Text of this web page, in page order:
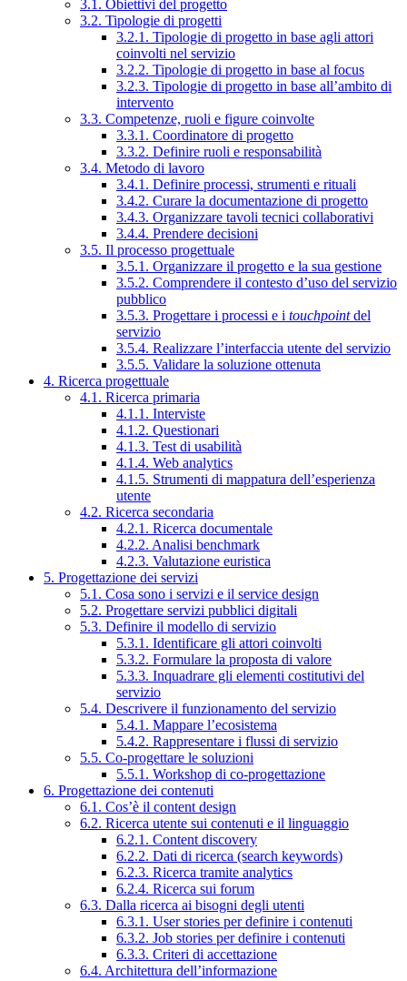
3.1. Obiettivi del progetto
3.2. Tipologie di progetti
3.2.1. Tipologie di progetto in base agli attori
coinvolti nel servizio
3.2.2. Tipologie di progetto in base al focus
3.2.3. Tipologie di progetto in base all’ambito di
intervento
3.3. Competenze, ruoli e figure coinvolte
3.3.1. Coordinatore di progetto
3.3.2. Definire ruoli e responsabilità
3.4. Metodo di lavoro
3.4.1. Definire processi, strumenti e rituali
3.4.2. Curare la documentazione di progetto
3.4.3. Organizzare tavoli tecnici collaborativi
3.4.4. Prendere decisioni
3.5. Il processo progettuale
3.5.1. Organizzare il progetto e la sua gestione
3.5.2. Comprendere il contesto d’uso del servizio
pubblico
3.5.3. Progettare i processi e i touchpointdel
servizio
3.5.4. Realizzare l’interfaccia utente del servizio
3.5.5. Validare la soluzione ottenuta
4. Ricerca progettuale
4.1. Ricerca primaria
4.1.1. Interviste
4.1.2. Questionari
4.1.3. Test di usabilità
4.1.4. Web analytics
4.1.5. Strumenti di mappatura dell’esperienza
utente
4.2. Ricerca secondaria
4.2.1. Ricerca documentale
4.2.2. Analisi benchmark
4.2.3. Valutazione euristica
5. Progettazione dei servizi
5.1. Cosa sono i servizi e il service design
5.2. Progettare servizi pubblici digitali
5.3. Definire il modello di servizio
5.3.1. Identificare gli attori coinvolti
5.3.2. Formulare la proposta di valore
5.3.3. Inquadrare gli elementi costitutivi del
servizio
5.4. Descrivere il funzionamento del servizio
5.4.1. Mappare l’ecosistema
5.4.2. Rappresentare i flussi di servizio
5.5. Co-progettare le soluzioni
5.5.1. Workshop di co-progettazione
6. Progettazione dei contenuti
6.1. Cos’è il content design
6.2. Ricerca utente sui contenuti e il linguaggio
6.2.1. Content discovery
6.2.2. Dati di ricerca (search keywords)
6.2.3. Ricerca tramite analytics
6.2.4. Ricerca sui forum
6.3. Dalla ricerca ai bisogni degli utenti
6.3.1. User stories per definire i contenuti
6.3.2. Job stories per definire i contenuti
6.3.3. Criteri di accettazione
6.4. Architettura dell’informazione